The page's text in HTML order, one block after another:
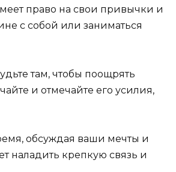
право на свои привычки и
с собой или заниматься
там, чтобы поощрять
и отмечайте его усилия,
обсуждая ваши мечты и
наладить крепкую связь и